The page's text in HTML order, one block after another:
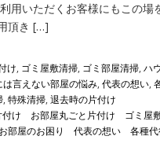
用いただくお客様にもこの
頂き […]
け, ゴミ屋敷清掃, ゴミ部屋清掃, ハ
は言えない部屋の悩み, 代表の想い,
, 特殊清掃, 退去時の片付け
け お部屋丸ごと片付け ゴミ屋
部屋のお困り 代表の想い 各種